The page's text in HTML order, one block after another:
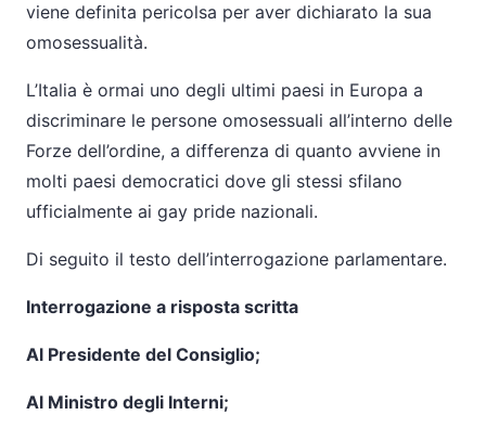
viene definita pericolsa per aver dichiarato la sua
omosessualità.
L’Italia è ormai uno degli ultimi paesi in Europa a
discriminare le persone omosessuali all’interno delle
Forze dell’ordine, a differenza di quanto avviene in
molti paesi democratici dove gli stessi sfilano
ufficialmente ai gay pride nazionali.
Di seguito il testo dell’interrogazione parlamentare.
Interrogazione a risposta scritta
Al Presidente del Consiglio;
Al Ministro degli Interni;